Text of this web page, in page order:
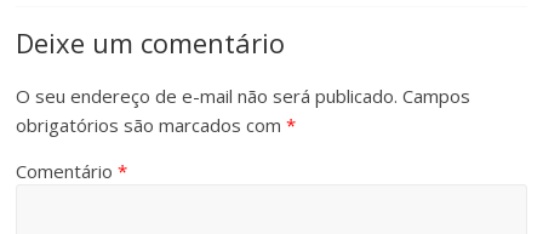
Deixe um comentário
O seu endereço de e-mail não será publicado. Campos
obrigatórios são marcados com*
Comentário*